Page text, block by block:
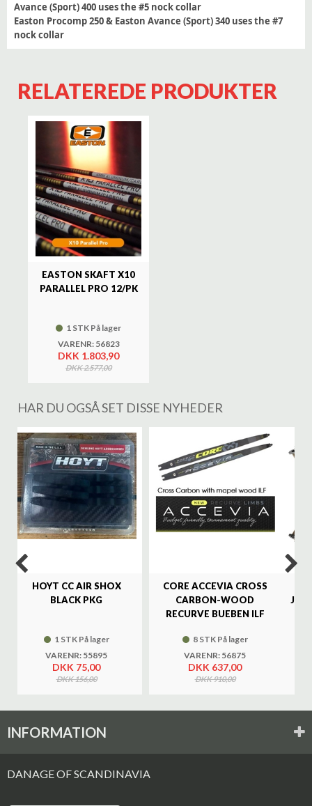
Avance (Sport) 400 uses the #5 nock collar
Easton Procomp 250 & Easton Avance (Sport) 340 uses the #7
nock collar
RELATEREDE PRODUKTER
EASTON SKAFT X10
PARALLEL PRO 12/PK
1 STK På lager
VARENR: 56823
DKK 1.803,90
DKK 2.577,00
HAR DU OGSÅ SET DISSE NYHEDER
HOYT CC AIR SHOX
BLACK PKG
1 STK På lager
VARENR: 55895
DKK 75,00
DKK 156,00
CORE ACCEVIA CROSS
CARBON-WOOD
RECURVE BUEBEN ILF
8 STK På lager
VARENR: 56875
DKK 637,00
DKK 910,00
INFORMATION
DANAGE OF SCANDINAVIA